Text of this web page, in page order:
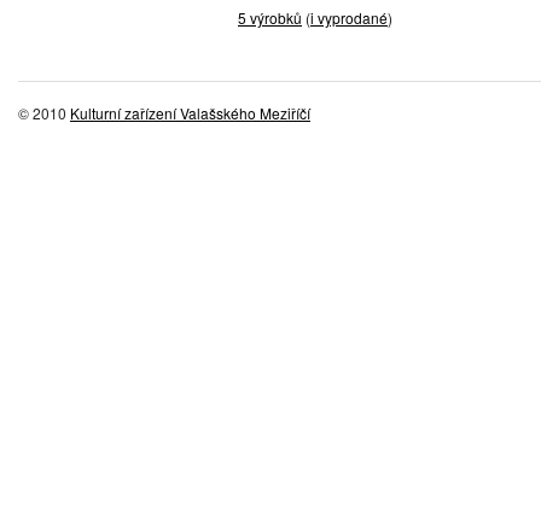
5 výrobků (i vyprodané)
© 2010 Kulturní zařízení Valašského Meziříčí